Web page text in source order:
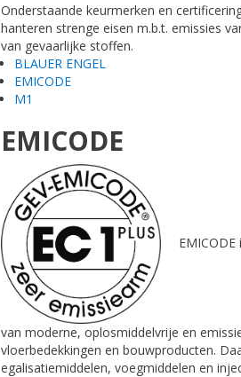
Onderstaande keurmerken en
hanteren strenge eisen m.b.t. emissies
van gevaarlijke stoffen.
BLAUER ENGEL
EMICODE
M1
EMICODE
van moderne, oplosmiddelvrije en
vloerbedekkingen en bouwproducten.
egalisatiemiddelen, voegmiddelen en